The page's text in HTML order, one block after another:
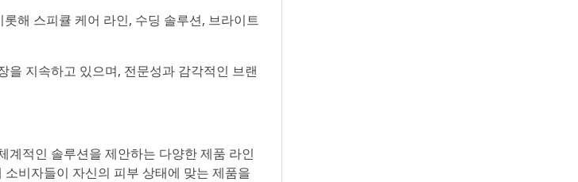
해 스피큘 케어 라인, 수딩 솔루션, 브라이트
지속하고 있으며, 전문성과 감각적인 브랜
적인 솔루션을 제안하는 다양한 제품 라인
소비자들이 자신의 피부 상태에 맞는 제품을